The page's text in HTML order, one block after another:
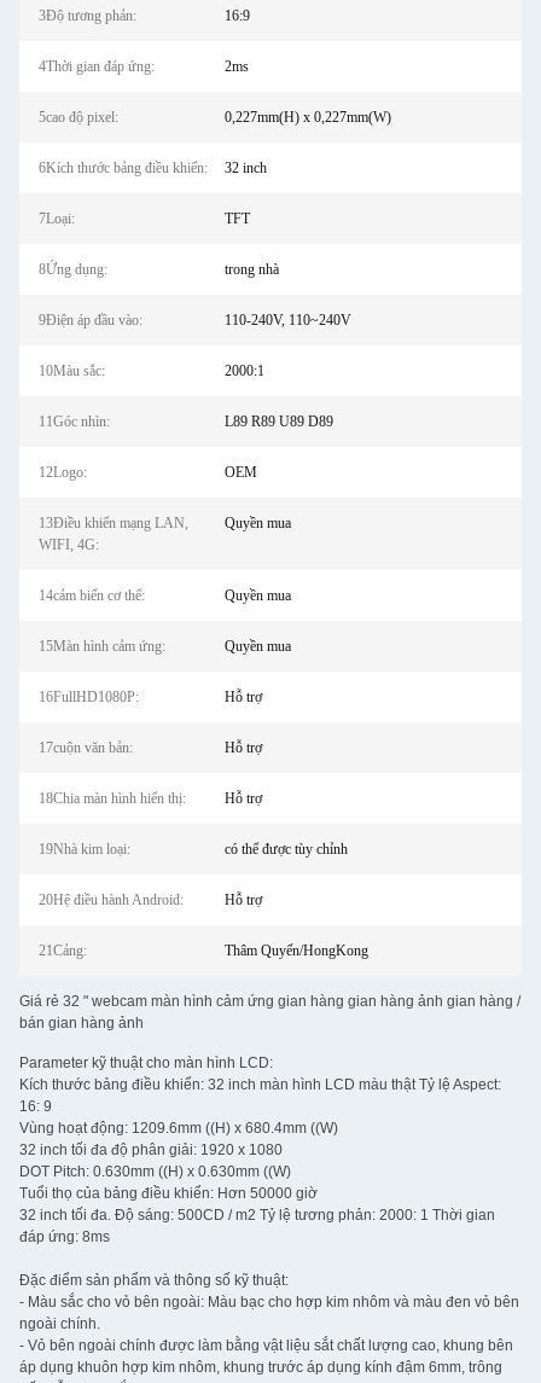
3Độ tương phản: 16:9
4Thời gian đáp ứng: 2ms
5cao độ pixel: 0,227mm(H) x 0,227mm(W)
6Kích thước bảng điều khiển: 32 inch
7Loại: TFT
8Ứng dụng: trong nhà
9Điện áp đầu vào: 110-240V, 110~240V
10Màu sắc: 2000:1
11Góc nhìn: L89 R89 U89 D89
12Logo: OEM
13Điều khiển mạng LAN,
WIFI, 4G:
Quyền mua
14cảm biến cơ thể: Quyền mua
15Màn hình cảm ứng: Quyền mua
16FullHD1080P: Hỗ trợ
17cuộn văn bản: Hỗ trợ
18Chia màn hình hiển thị: Hỗ trợ
19Nhà kim loại: có thể được tùy chỉnh
20Hệ điều hành Android: Hỗ trợ
21Cảng: Thâm Quyến/HongKong
Giá rẻ 32 " webcam màn hình cảm ứng gian hàng gian hàng ảnh gian hàng /
bán gian hàng ảnh
Parameter kỹ thuật cho màn hình LCD:
Kích thước bảng điều khiển: 32 inch màn hình LCD màu thật Tỷ lệ Aspect:
16: 9
Vùng hoạt động: 1209.6mm ((H) x 680.4mm ((W)
32 inch tối đa độ phân giải: 1920 x 1080
DOT Pitch: 0.630mm ((H) x 0.630mm ((W)
Tuổi thọ của bảng điều khiển: Hơn 50000 giờ
32 inch tối đa. Độ sáng: 500CD / m2 Tỷ lệ tương phản: 2000: 1 Thời gian
đáp ứng: 8ms
Đặc điểm sản phẩm và thông số kỹ thuật:
- Màu sắc cho vỏ bên ngoài: Màu bạc cho hợp kim nhôm và màu đen vỏ bên
ngoài chính.
- Vỏ bên ngoài chính được làm bằng vật liệu sắt chất lượng cao, khung bên
áp dụng khuôn hợp kim nhôm, khung trước áp dụng kính đậm 6mm, trông